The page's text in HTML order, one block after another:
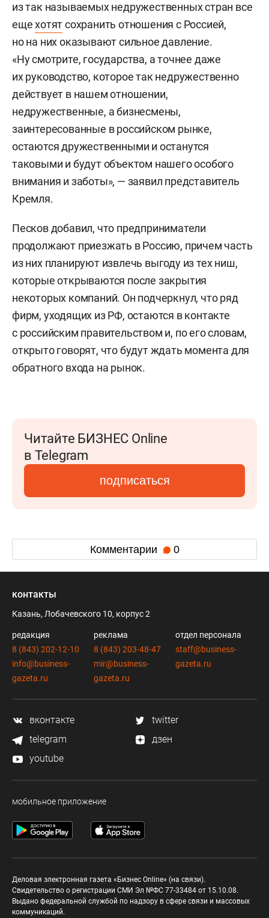
из так называемых недружественных стран все
ещехотятсохранить отношения с Россией,
но на них оказывают сильное давление.
«Ну смотрите, государства, а точнее даже
их руководство, которое так недружественно
действует в нашем отношении,
недружественные, а бизнесмены,
заинтересованные в российском рынке,
остаются дружественными и останутся
таковыми и будут объектом нашего особого
внимания и заботы», — заявил представитель
Кремля.
Песков добавил, что предприниматели
продолжают приезжать в Россию, причем часть
из них планируют извлечь выгоду из тех ниш,
которые открываются после закрытия
некоторых компаний. Он подчеркнул, что ряд
фирм, уходящих из РФ, остаются в контакте
с российским правительством и, по его словам,
открыто говорят, что будут ждать момента для
обратного входа на рынок.
Читайте БИЗНЕС Online
в Telegram
подписаться
Комментарии 0
контакты
Казань, Лобачевского 10, корпус 2
редакция
8 (843) 202-12-10
info@business-
gazeta.ru
реклама
8 (843) 203-48-47
mir@business-
gazeta.ru
отдел персонала
staff@business-
gazeta.ru
вконтакте
twitter
telegram
дзен
youtube
мобильное приложение
Деловая электронная газета «Бизнес Online» (на связи).
Свидетельство о регистрации СМИ Эл №ФС 77-33484 от 15.10.08.
Выдано федеральной службой по надзору в сфере связи и массовых
коммуникаций.